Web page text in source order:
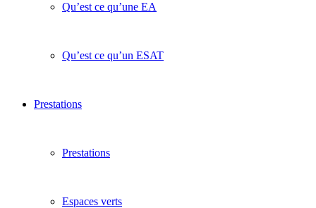
Qu’est ce qu’une EA
Qu’est ce qu’un ESAT
Prestations
Prestations
Espaces verts